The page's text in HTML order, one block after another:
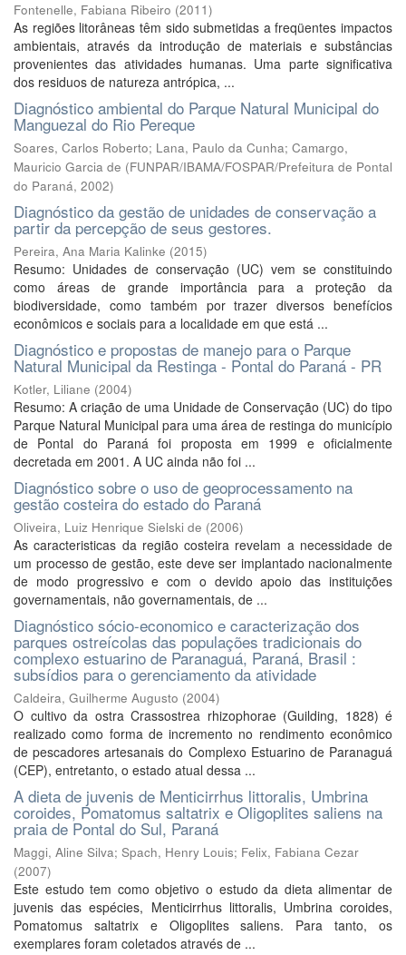
Fontenelle, Fabiana Ribeiro (2011)
As regiões litorâneas têm sido submetidas a freqüentes impactos
ambientais, através da introdução de materiais e substâncias
provenientes das atividades humanas. Uma parte significativa
dos residuos de natureza antrópica, ...
Diagnóstico ambiental do Parque Natural Municipal do
Manguezal do Rio Pereque
Soares, Carlos Roberto; Lana, Paulo da Cunha; Camargo,
Mauricio Garcia de (FUNPAR/IBAMA/FOSPAR/Prefeitura de Pontal
do Paraná, 2002)
Diagnóstico da gestão de unidades de conservação a
partir da percepção de seus gestores.
Pereira, Ana Maria Kalinke (2015)
Resumo: Unidades de conservação (UC) vem se constituindo
como áreas de grande importância para a proteção da
biodiversidade, como também por trazer diversos benefícios
econômicos e sociais para a localidade em que está ...
Diagnóstico e propostas de manejo para o Parque
Natural Municipal da Restinga - Pontal do Paraná - PR
Kotler, Liliane (2004)
Resumo: A criação de uma Unidade de Conservação (UC) do tipo
Parque Natural Municipal para uma área de restinga do município
de Pontal do Paraná foi proposta em 1999 e oficialmente
decretada em 2001. A UC ainda não foi ...
Diagnóstico sobre o uso de geoprocessamento na
gestão costeira do estado do Paraná
Oliveira, Luiz Henrique Sielski de (2006)
As caracteristicas da região costeira revelam a necessidade de
um processo de gestão, este deve ser implantado nacionalmente
de modo progressivo e com o devido apoio das instituições
governamentais, não governamentais, de ...
Diagnóstico sócio-economico e caracterização dos
parques ostreícolas das populações tradicionais do
complexo estuarino de Paranaguá, Paraná, Brasil :
subsídios para o gerenciamento da atividade
Caldeira, Guilherme Augusto (2004)
O cultivo da ostra Crassostrea rhizophorae (Guilding, 1828) é
realizado como forma de incremento no rendimento econômico
de pescadores artesanais do Complexo Estuarino de Paranaguá
(CEP), entretanto, o estado atual dessa ...
A dieta de juvenis de Menticirrhus littoralis, Umbrina
coroides, Pomatomus saltatrix e Oligoplites saliens na
praia de Pontal do Sul, Paraná
Maggi, Aline Silva; Spach, Henry Louis; Felix, Fabiana Cezar
(2007)
Este estudo tem como objetivo o estudo da dieta alimentar de
juvenis das espécies, Menticirrhus littoralis, Umbrina coroides,
Pomatomus saltatrix e Oligoplites saliens. Para tanto, os
exemplares foram coletados através de ...